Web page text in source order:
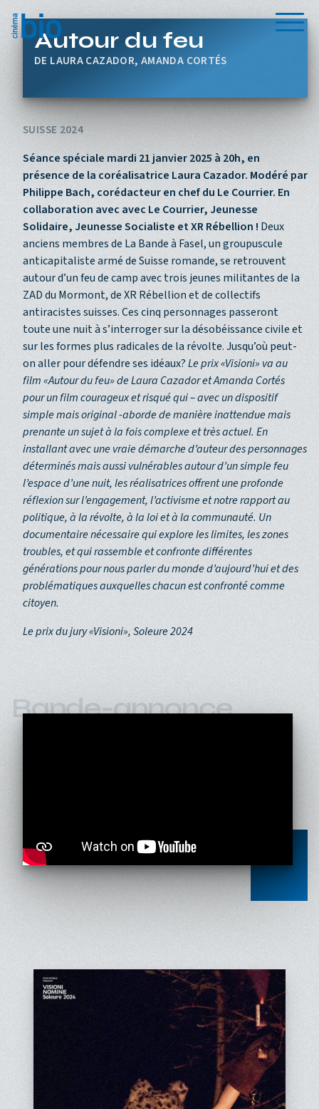
Autour du feu
LAURA CAZADOR, AMANDA CORTÉS
SUISSE 2024
Séance spéciale mardi 21 janvier 2025 à 20h, en
présence de la coréalisatrice Laura Cazador. Modéré par
Philippe Bach, corédacteur en chef du Le Courrier. En
collaboration avec avec Le Courrier, Jeunesse
Solidaire, Jeunesse Socialiste et XR Rébellion ! Deux
anciens membres de La Bande à Fasel, un groupuscule
anticapitaliste armé de Suisse romande, se retrouvent
autour d’un feu de camp avec trois jeunes militantes de la
ZAD du Mormont, de XR Rébellion et de collectifs
antiracistes suisses. Ces cinq personnages passeront
toute une nuit à s’interroger sur la désobéissance civile et
sur les formes plus radicales de la révolte. Jusqu’où peut-
on aller pour défendre ses idéaux?Le prix «Visioni» va au
film «Autour du feu» de Laura Cazador et Amanda Cortés
pour un film courageux et risqué qui – avec un dispositif
simple mais original -aborde de manière inattendue mais
prenante un sujet à la fois complexe et très actuel. En
installant avec une vraie démarche d’auteur des personnages
déterminés mais aussi vulnérables autour d’un simple feu
l’espace d’une nuit, les réalisatrices offrent une profonde
réflexion sur l’engagement, l’activisme et notre rapport au
politique, à la révolte, à la loi et à la communauté. Un
documentaire nécessaire qui explore les limites, les zones
troubles, et qui rassemble et confronte différentes
générations pour nous parler du monde d’aujourd’hui et des
problématiques auxquelles chacun est confronté comme
citoyen.
Le prix du jury «Visioni», Soleure 2024
Bande-annonce